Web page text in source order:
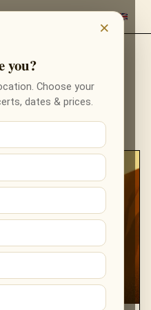
×
you?
Choose your
dates & prices.